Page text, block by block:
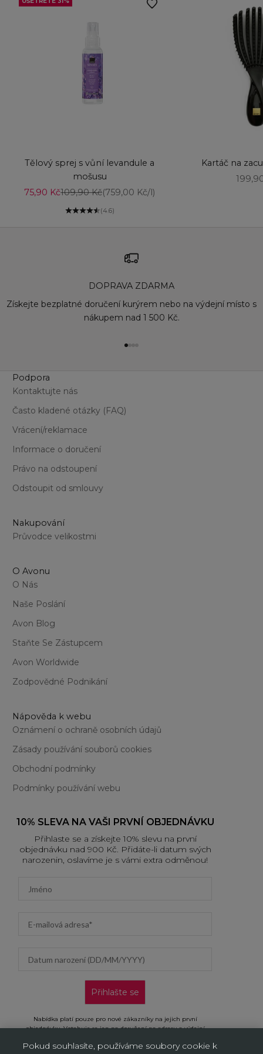
Vyberte možnosti
Tělový sprej s vůní levandule a
mošusu
Prodejní cena
75,90 KčBěžná cena
109,90 Kč(759,00 Kč/l)
(4.6)
Kartáč na
DOPRAVA ZDARMA
Získejte bezplatné doručení kurýrem nebo na výdejní místo s
nákupem nad 1 500 Kč.
Přejít na položku 1
Přejít na položku 2
Podpora
Kontaktujte nás
Často kladené otázky (FAQ)
Vrácení/reklamace
Informace o doručení
Právo na odstoupení
Odstoupit od smlouvy
Nakupování
Průvodce velikostmi
O Avonu
O Nás
Naše Poslání
Avon Blog
Staňte Se Zástupcem
Avon Worldwide
Zodpovědné Podnikání
Nápověda k webu
Oznámení o ochraně osobních údajů
Zásady používání souborů cookies
Obchodní podmínky
Podmínky používání webu
10% SLEVA NA VAŠI PRVNÍ OBJEDNÁVKU
Přihlaste se a získejte 10% slevu na první
objednávku nad 900 Kč. Přidáte-li datum svých
narozenin, oslavíme je s vámi extra odměnou!
Přihlašte se
Nabídka platí pouze pro nové zákazníky na jejich první
objednávku. Vztahuje se jen na doručení na adresu a výdejní
„Přihlásit se“ potvrzujete, že jste si přečetli Oznámení o ochraně
Pokud souhlasíte, používáme soubory cookie k